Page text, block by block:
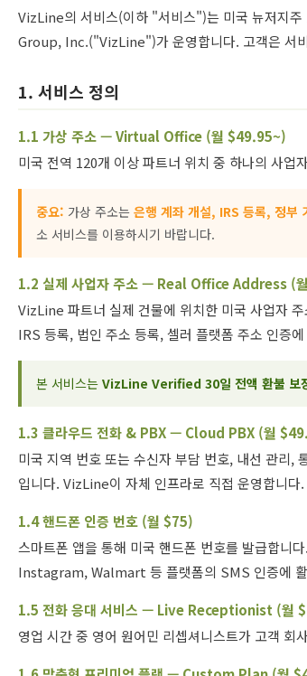
VizLine의 서비스(이하 "서비스")는 미국 뉴저
Group, Inc.("VizLine")가 운영합니다. 고객은 서
1. 서비스 정의
1.1 가상 주소 — Virtual Office (월 $49.95~)
미국 전역 120개 이상 파트너 위치 중 하나의 사업
중요: 가상 주소는 은행 계좌 개설, IRS 등록, 정부
소 서비스를 이용하시기 바랍니다.
1.2 실제 사업자 주소 — Real Office Address (
VizLine 파트너 실제 건물에 위치한 미국 사업자
IRS 등록, 법인 주소 등록, 셀러 플랫폼 주소 인증
본 서비스는 VizLine Verified 30일 전액 환불 보
1.3 클라우드 전화 & PBX — Cloud PBX (월
미국 지역 번호 또는 수신자 부담 번호, 내선 관리,
입니다. VizLine이 자체 인프라로 직접 운영합니다.
1.4 핸드폰 인증 번호 (월 $75)
스마트폰 앱을 통해 미국 핸드폰 번호를 발급합
Instagram, Walmart 등 플랫폼의 SMS 인증에
1.5 전화 응대 서비스 — Live Receptionist (월
영업 시간 중 영어 원어민 리셉셔니스트가 고객 회